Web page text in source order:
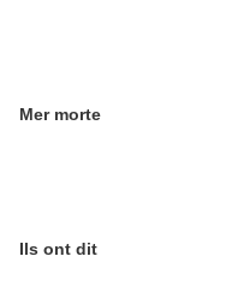
Mer morte
Ils ont dit